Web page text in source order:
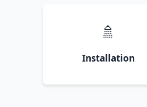
🚿
Installation